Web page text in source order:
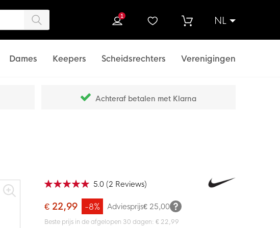
NL
1
Dames Keepers Scheidsrechters Verenigingen
Achteraf betalen met Klarna
Waardering: 5.0 (2 Reviews)
€ 22,99 Adviesprijs€ 25,00
-8%
Beste prijs in de afgelopen 30 dagen: € 22,99